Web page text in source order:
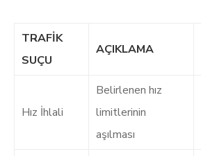
TRAFIK
SUÇU
AÇIKLAMA
Hız İhlali
Belirlenen hız
limitlerinin
aşılması